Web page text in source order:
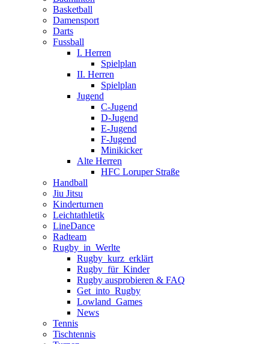
Basketball
Damensport
Darts
Fussball
I. Herren
Spielplan
II. Herren
Spielplan
Jugend
C-Jugend
D-Jugend
E-Jugend
F-Jugend
Minikicker
Alte Herren
HFC Loruper Straße
Handball
Jiu Jitsu
Kinderturnen
Leichtathletik
LineDance
Radteam
Rugby_in_Werlte
Rugby_kurz_erklärt
Rugby_für_Kinder
Rugby ausprobieren & FAQ
Get_into_Rugby
Lowland_Games
News
Tennis
Tischtennis